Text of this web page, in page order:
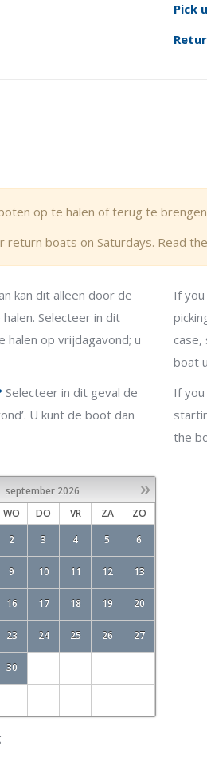
Pick
op te halen of terug te
boats on Saturdays. Read
kan dit alleen door de
Selecteer in dit
halen op vrijdagavond; u
Selecteer in dit geval de
U kunt de boot dan
If
case,
boat
If
the
»
september 2026
WO DO VR ZA
ZO
2 3 4 5 6
9 10 11 12 13
16 17 18 19 20
23 24 25 26 27
30